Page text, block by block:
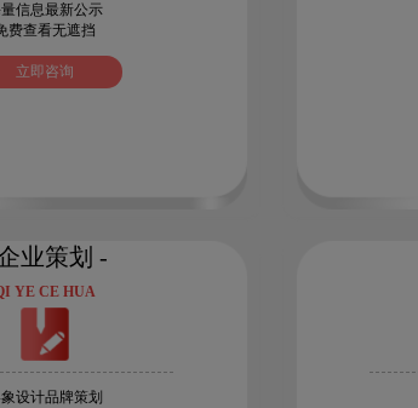
信息最新公示
费查看无遮挡
立即咨询
业策划 -
YE CE HUA
设计品牌策划